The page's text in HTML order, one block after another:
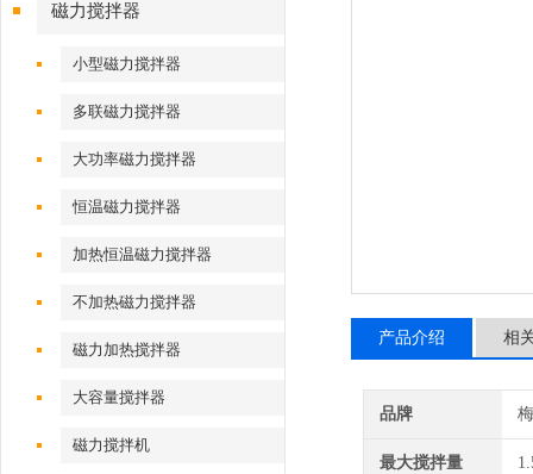
磁力搅拌器
小型磁力搅拌器
多联磁力搅拌器
大功率磁力搅拌器
恒温磁力搅拌器
加热恒温磁力搅拌器
不加热磁力搅拌器
磁力加热搅拌器
大容量搅拌器
磁力搅拌机
产品介绍 相
品牌
最大搅拌量